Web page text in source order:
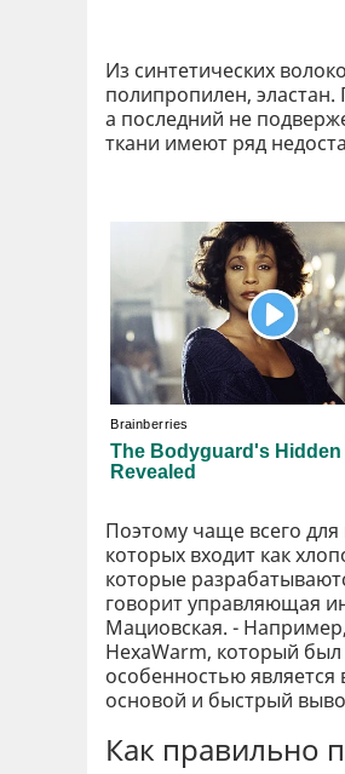
Из синтетических
полипропилен,
а последний не
ткани имеют ряд
Поэтому чаще всего
которых входит как
которые
говорит управляющая
Мациовская. -
HexaWarm, который
особенностью
основой и быстрый
Как правильно